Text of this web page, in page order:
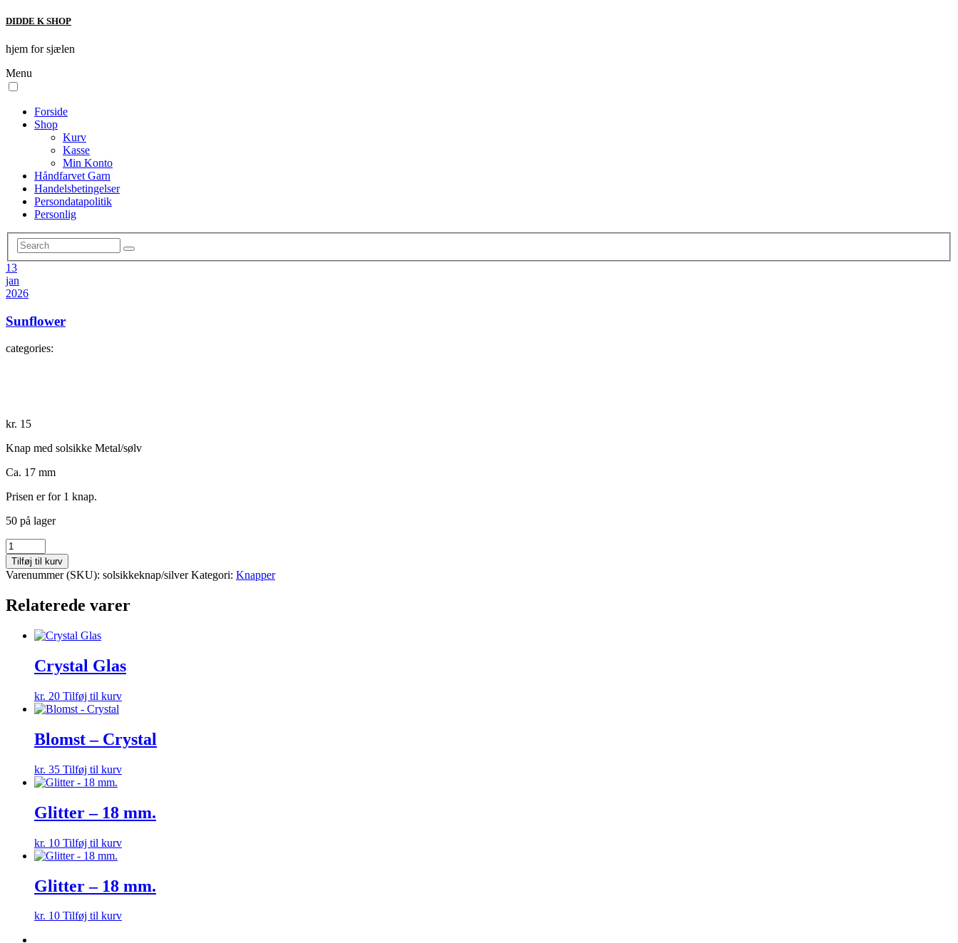
DIDDE K SHOP
hjem for sjælen
Menu
Forside
Shop
Kurv
Kasse
Min Konto
Håndfarvet Garn
Handelsbetingelser
Persondatapolitik
Personlig
13
jan
2026
Sunflower
categories:
kr. 15
Knap med solsikke Metal/sølv
Ca. 17 mm
Prisen er for 1 knap.
50 på lager
Sunflower
antal
Tilføj til kurv
Varenummer (SKU): solsikkeknap/silver Kategori: Knapper
Relaterede varer
Crystal Glas
kr. 20 Tilføj til kurv
Blomst – Crystal
kr. 35 Tilføj til kurv
Glitter – 18 mm.
kr. 10 Tilføj til kurv
Glitter – 18 mm.
kr. 10 Tilføj til kurv